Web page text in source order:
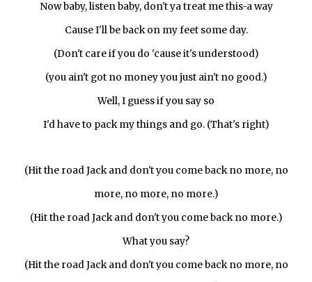
Now baby, listen baby, don't ya treat me this-a way
Cause I'll be back on my feet some day.
(Don't care if you do 'cause it's understood)
(you ain't got no money you just ain't no good.)
Well, I guess if you say so
I'd have to pack my things and go. (That's right)
(Hit the road Jack and don't you come back no more, no
more, no more, no more.)
(Hit the road Jack and don't you come back no more.)
What you say?
(Hit the road Jack and don't you come back no more, no